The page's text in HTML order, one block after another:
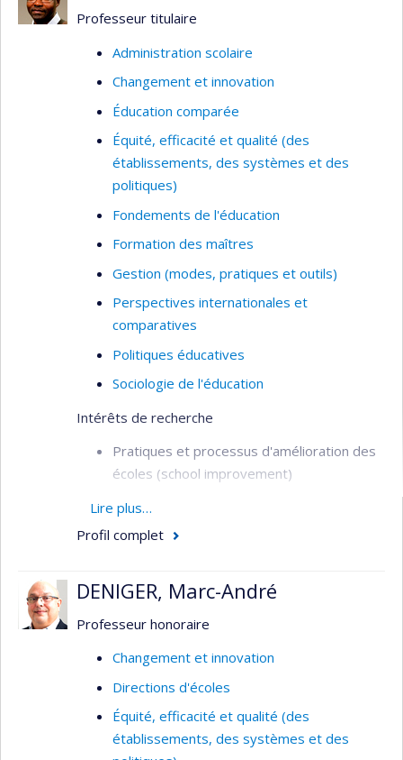
Professeur titulaire
Administration scolaire
Changement et innovation
Éducation comparée
Équité, efficacité et qualité (des
établissements, des systèmes et des
politiques)
Fondements de l'éducation
Formation des maîtres
Gestion (modes, pratiques et outils)
Perspectives internationales et
comparatives
Politiques éducatives
Sociologie de l'éducation
Intérêts de recherche
Pratiques et processus d'amélioration des
écoles (school improvement)
Planification de l’éducation (aspects
Éducation de base dans les pays en
développement, incluant les rapports Nord-
Sud en la matière
Étude comparée des systèmes et
primaire et secondaire et de gestion du
personnel enseignant
Lire plus…
Profil complet
DENIGER, Marc-André
Professeur honoraire
Changement et innovation
Directions d'écoles
Équité, efficacité et qualité (des
établissements, des systèmes et des